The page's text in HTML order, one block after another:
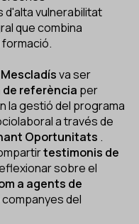
vulnerabilitat
que combina
va ser
referència per
la gestió del programa
a través de
Oportunitats .
testimonis de
sobre el
a agents de
del